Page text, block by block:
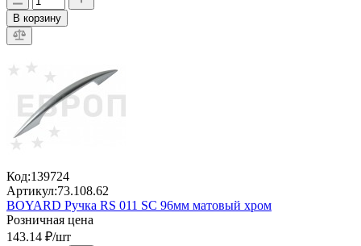
В корзину
Код:139724
Артикул:73.108.62
BOYARD Ручка RS 011 SC 96мм матовый хром
Розничная цена
143.14 ₽/шт